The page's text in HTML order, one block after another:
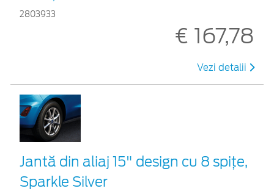
2803933
€ 167,78
Vezi detalii
Jantă din aliaj 15" design cu 8 spițe,
Sparkle Silver